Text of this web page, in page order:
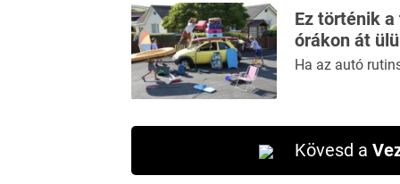
Ez történik
órákon át
Ha az autó
Kövesd a